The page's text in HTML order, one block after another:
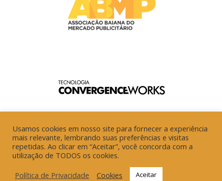
Usamos cookies em nosso site para fornecer a experiência
mais relevante, lembrando suas preferências e visitas
repetidas. Ao clicar em “Aceitar”, você concorda com a
utilização de TODOS os cookies.
Política de Privacidade
Cookies Aceitar